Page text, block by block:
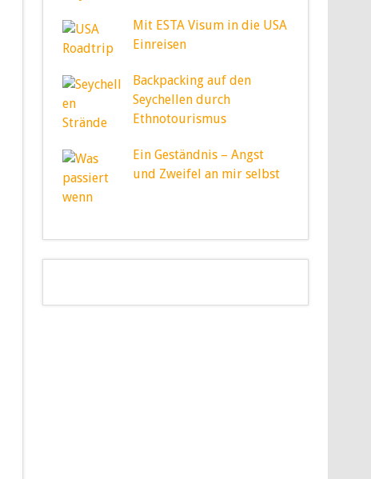
Mit ESTA Visum in die USA
Einreisen
Backpacking auf den
Seychellen durch
Ethnotourismus
Ein Geständnis – Angst
und Zweifel an mir selbst